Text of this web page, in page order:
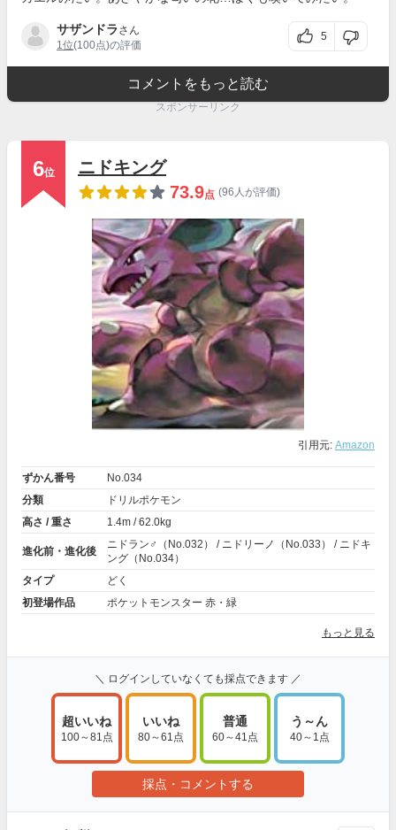
サザンドラ さん
1位(100点)の評価
5
コメントをもっと読む
スポンサーリンク
6位
ニドキング
73.9点 (96人が評価)
引用元: Amazon
ずかん番号
No.034
分類
ドリルポケモン
高さ / 重さ
1.4m / 62.0kg
進化前・進化後
ニドラン♂（No.032） / ニドリーノ（No.033） / ニドキ
ング（No.034）
タイプ
どく
初登場作品
ポケットモンスター 赤・緑
もっと見る
＼ ログインしていなくても採点できます ／
超いいね
100～81点
いいね
80～61点
普通
60～41点
う～ん
40～1点
採点・コメントする